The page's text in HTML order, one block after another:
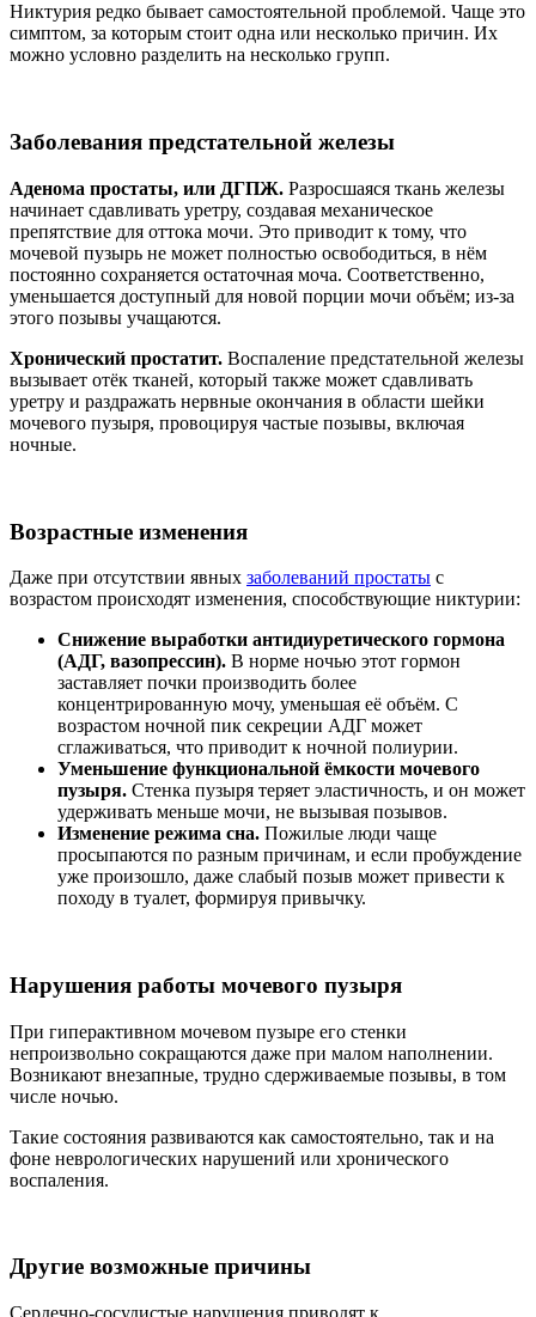
Никтурия редко бывает самостоятельной проблемой. Чаще это
симптом, за которым стоит одна или несколько причин. Их
можно условно разделить на несколько групп.
Заболевания предстательной железы
Аденома простаты, или ДГПЖ. Разросшаяся ткань железы
начинает сдавливать уретру, создавая механическое
препятствие для оттока мочи. Это приводит к тому, что
мочевой пузырь не может полностью освободиться, в нём
постоянно сохраняется остаточная моча. Соответственно,
уменьшается доступный для новой порции мочи объём; из-за
этого позывы учащаются.
Хронический простатит. Воспаление предстательной железы
вызывает отёк тканей, который также может сдавливать
уретру и раздражать нервные окончания в области шейки
мочевого пузыря, провоцируя частые позывы, включая
ночные.
Возрастные изменения
Даже при отсутствии явных заболеваний простаты с
возрастом происходят изменения, способствующие никтурии:
Снижение выработки антидиуретического гормона
(АДГ, вазопрессин). В норме ночью этот гормон
заставляет почки производить более
концентрированную мочу, уменьшая её объём. С
возрастом ночной пик секреции АДГ может
сглаживаться, что приводит к ночной полиурии.
Уменьшение функциональной ёмкости мочевого
пузыря. Стенка пузыря теряет эластичность, и он может
удерживать меньше мочи, не вызывая позывов.
Изменение режима сна. Пожилые люди чаще
просыпаются по разным причинам, и если пробуждение
уже произошло, даже слабый позыв может привести к
походу в туалет, формируя привычку.
Нарушения работы мочевого пузыря
При гиперактивном мочевом пузыре его стенки
непроизвольно сокращаются даже при малом наполнении.
Возникают внезапные, трудно сдерживаемые позывы, в том
числе ночью.
Такие состояния развиваются как самостоятельно, так и на
фоне неврологических нарушений или хронического
воспаления.
Другие возможные причины